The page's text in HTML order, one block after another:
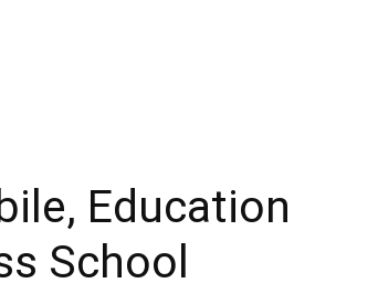
Education
School